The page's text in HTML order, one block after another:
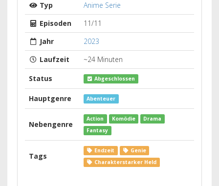
Typ
Anime Serie
Episoden
11/11
Jahr
2023
Laufzeit
~24 Minuten
Status Abgeschlossen
Hauptgenre Abenteuer
Nebengenre
Action Komödie
Drama
Fantasy
Tags
Endzeit
Genie
Charakterstarker Held